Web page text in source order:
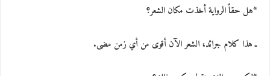
*هل حقاً الرواية أخذت مكان الشعر؟
ـ هذا كلام جرائد، الشعر الآن أقوى من أي زمن مضى.